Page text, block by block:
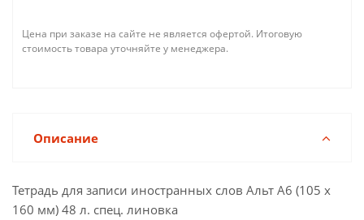
Цена при заказе на сайте не является офертой. Итоговую
стоимость товара уточняйте у менеджера.
Описание
Тетрадь для записи иностранных слов Альт А6 (105 х
160 мм) 48 л. спец. линовка